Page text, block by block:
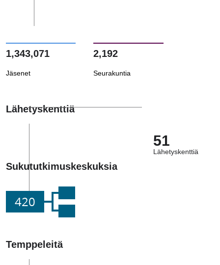
1,343,071
Jäsenet
2,192
Seurakuntia
Lähetyskenttiä
51
Lähetyskenttiä
Sukututkimuskeskuksia
420
Temppeleitä